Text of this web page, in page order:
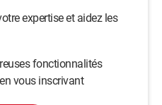
expertise et aidez les
fonctionnalités
vous inscrivant